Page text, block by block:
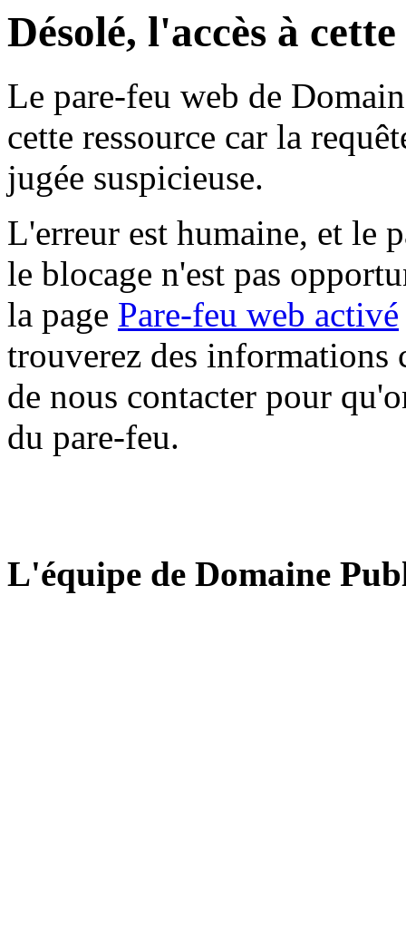
Désolé, l'accès à
Le pare-feu web de
cette ressource car la
jugée suspicieuse.
L'erreur est humaine, et le
le blocage n'est pas
la page Pare-feu web activé
trouverez des informations
de nous contacter pour
du pare-feu.
L'équipe de Domaine